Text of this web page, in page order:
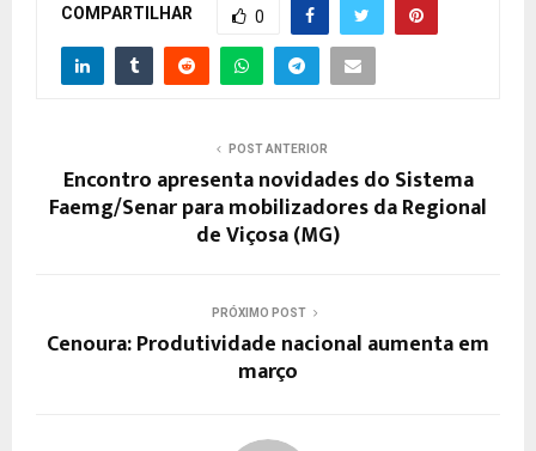
COMPARTILHAR 0
POST ANTERIOR
Encontro apresenta novidades do Sistema
Faemg/Senar para mobilizadores da Regional
de Viçosa (MG)
PRÓXIMO POST
Cenoura: Produtividade nacional aumenta em
março